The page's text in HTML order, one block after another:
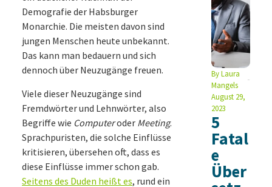
Demografie der Habsburger
Monarchie. Die meisten davon sind
jungen Menschen heute unbekannt.
Das kann man bedauern und sich
dennoch über Neuzugänge freuen.
Viele dieser Neuzugänge sind
Fremdwörter und Lehnwörter, also
Begriffe wie Computeroder Meeting.
Sprachpuristen, die solche Einflüsse
kritisieren, übersehen oft, dass es
diese Einflüsse immer schon gab.
Seitens des Duden heißt es, rund ein
ByLaura
Mangels
August 29,
2023
5
Fatal
e
Über